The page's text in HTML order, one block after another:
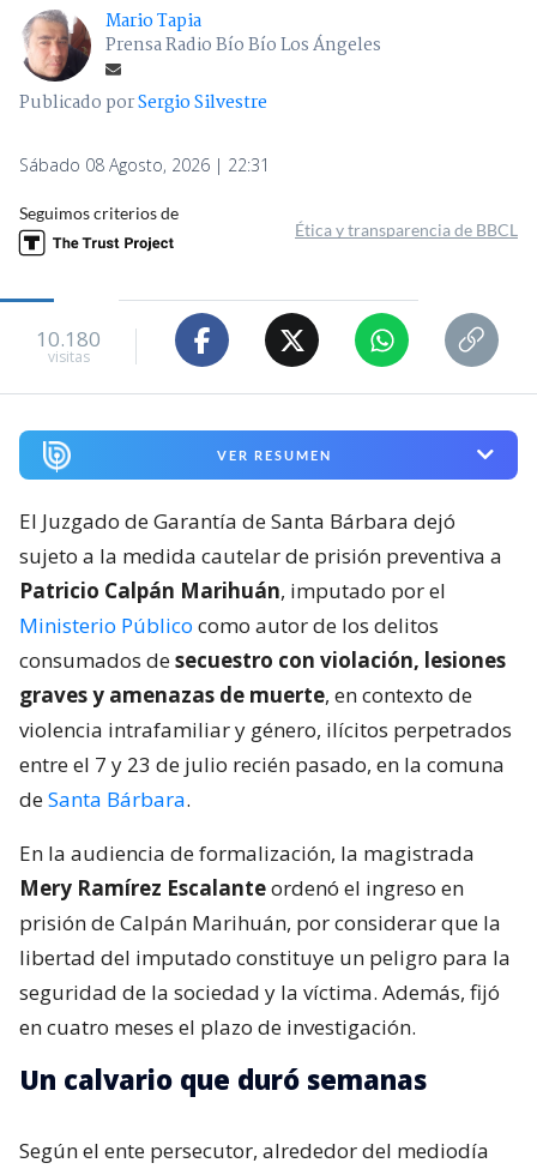
Mario Tapia
Prensa Radio Bío Bío Los Ángeles
Publicado porSergio Silvestre
Sábado 08 Agosto, 2026 | 22:31
Seguimos criterios de
Ética y transparencia de BBCL
10.180
visitas
VER RESUMEN
El Juzgado de Garantía de Santa Bárbara dejó
sujeto a la medida cautelar de prisión preventiva a
Patricio Calpán Marihuán, imputado por el
Ministerio Público como autor de los delitos
consumados desecuestro con violación, lesiones
graves y amenazas de muerte, en contexto de
violencia intrafamiliar y género, ilícitos perpetrados
entre el 7 y 23 de julio recién pasado, en la comuna
deSanta Bárbara.
En la audiencia de formalización, la magistrada
Mery Ramírez Escalanteordenó el ingreso en
prisión de Calpán Marihuán, por considerar que la
libertad del imputado constituye un peligro para la
seguridad de la sociedad y la víctima. Además, fijó
en cuatro meses el plazo de investigación.
Un calvario que duró semanas
Según el ente persecutor, alrededor del mediodía